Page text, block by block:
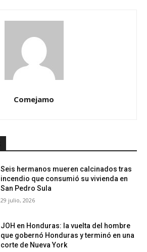
Comejamo
Seis hermanos mueren calcinados tras
incendio que consumió su vivienda en
San Pedro Sula
29 julio, 2026
JOH en Honduras: la vuelta del hombre
que gobernó Honduras y terminó en una
corte de Nueva York